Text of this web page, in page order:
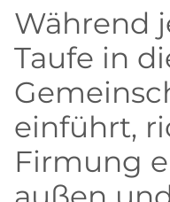
Während
Taufe in
einführt,
Firmung